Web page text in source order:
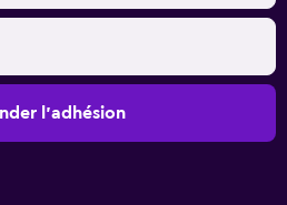
l’adhésion